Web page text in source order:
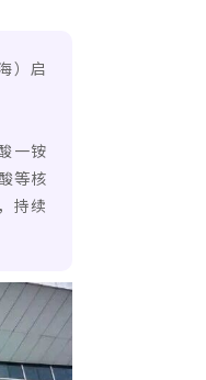
）启
一铵
等核
持续